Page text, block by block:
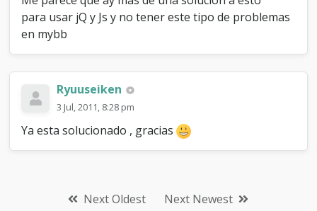
para usar jQ y Js y no tener este tipo de problemas
en mybb
Ryuuseiken
3 Jul, 2011, 8:28 pm
Ya esta solucionado , gracias
Next Oldest Next Newest